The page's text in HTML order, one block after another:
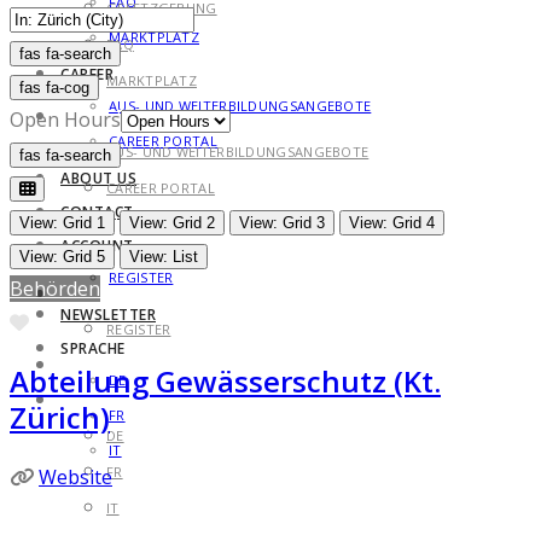
MARKTPLATZ
CAREER
AUS- UND WEITERBILDUNGSANGEBOTE
CAREER PORTAL
ABOUT US
CONTACT
ACCOUNT
REGISTER
NEWSLETTER
SPRACHE
DE
FR
IT
GESETZGEBUNG
FAQ
MARKTPLATZ
CAREER
AUS- UND WEITERBILDUNGSANGEBOTE
CAREER PORTAL
ABOUT US
CONTACT
ACCOUNT
REGISTER
SPRACHE
DE
FR
IT
fas fa-searchfas fa-search
fas fa-cog
Open Hours
fas fa-searchfas fa-search
View: Grid 1 View: Grid 2 View: Grid 3
View: Grid 4
View: Grid 5
View: List
Behörden
Favorite
Abteilung Gewässerschutz (Kt.
Zürich)
Website